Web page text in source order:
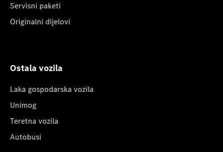
Servisni paketi
Originalni dijelovi
Ostala vozila
Laka gospodarska vozila
Unimog
Teretna vozila
Autobusi